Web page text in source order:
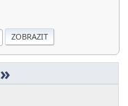
»